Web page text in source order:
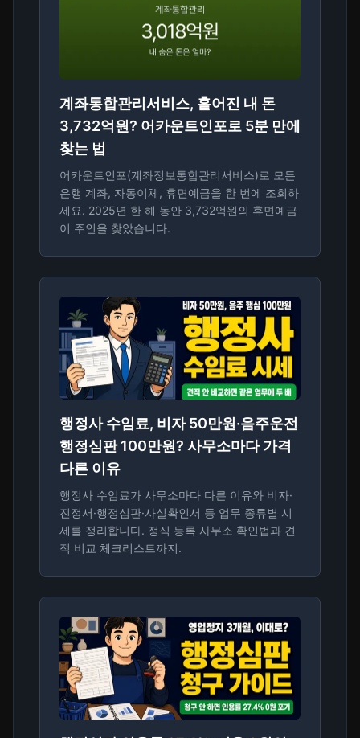
계좌통합관리서비스, 흩어진 내 돈
3,732억원? 어카운트인포로 5분 만에
찾는 법
어카운트인포(계좌정보통합관리서비스)로 모든
은행 계좌, 자동이체, 휴면예금을 한 번에 조회하
세요. 2025년 한 해 동안 3,732억원의 휴면예금
이 주인을 찾았습니다.
행정사 수임료, 비자 50만원·음주운전
행정심판 100만원? 사무소마다 가격
다른 이유
행정사 수임료가 사무소마다 다른 이유와 비자·
진정서·행정심판·사실확인서 등 업무 종류별 시
세를 정리합니다. 정식 등록 사무소 확인법과 견
적 비교 체크리스트까지.